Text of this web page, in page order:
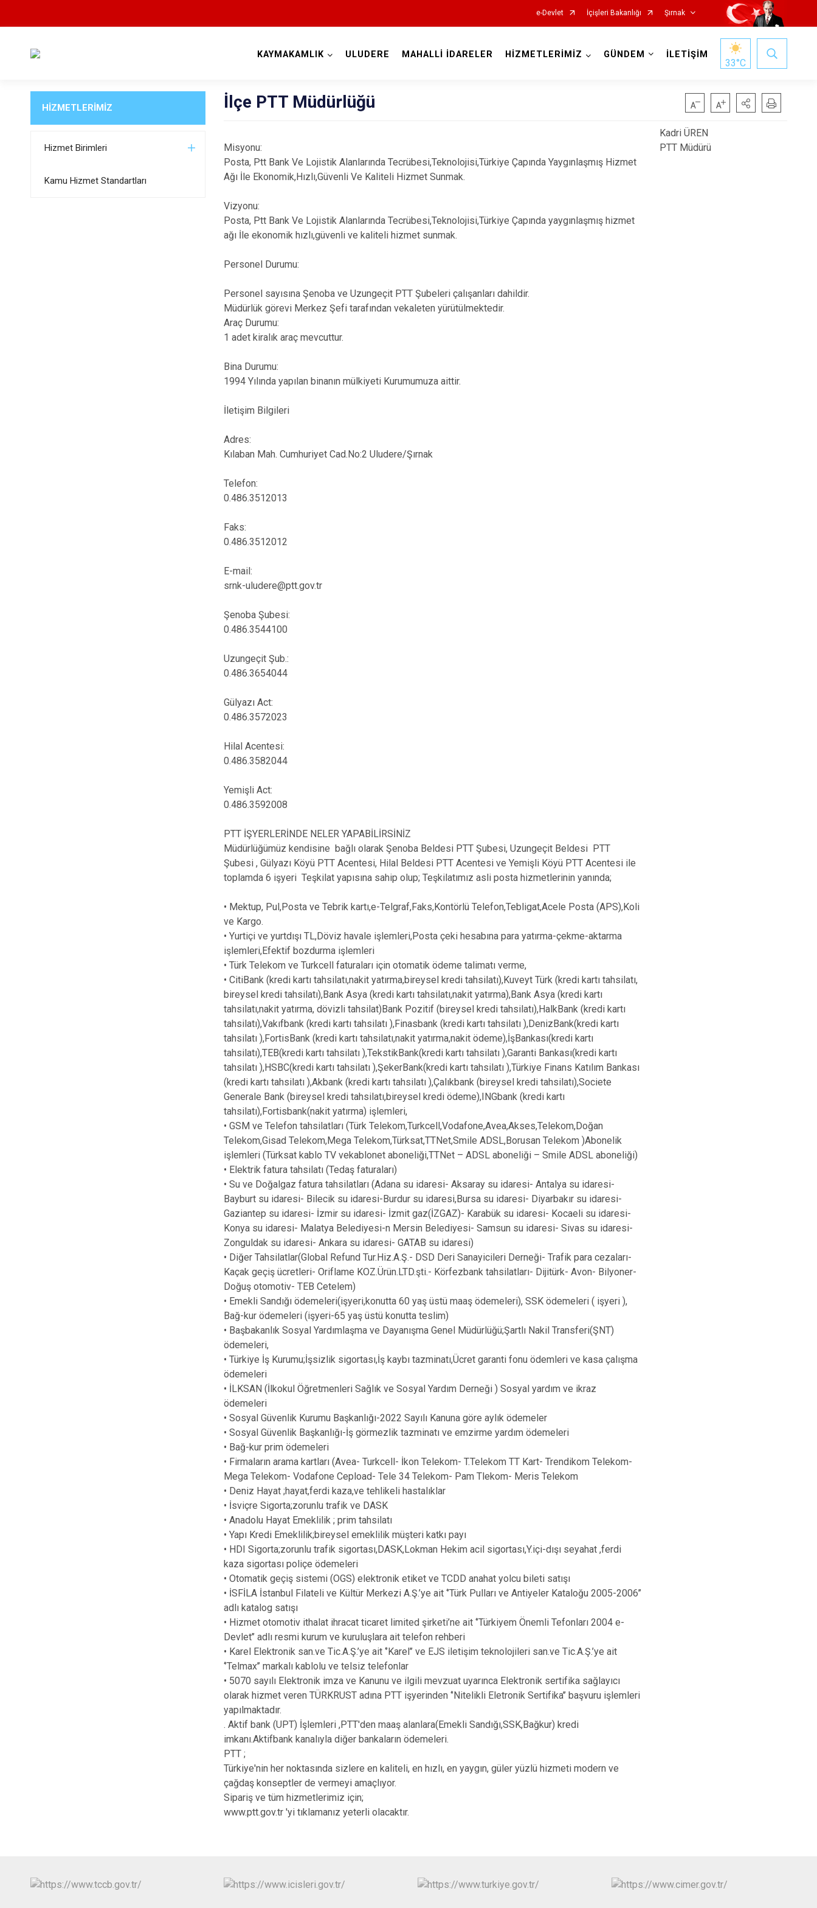
e-Devlet İçişleri Bakanlığı Şırnak
Cizre
Uludere
KAYMAKAMLIK ULUDERE MAHALLİ İDARELER HİZMETLERİMİZ GÜNDEM İLETİŞİM
33°C
HİZMETLERİMİZ
Hizmet Birimleri
Kamu Hizmet Standartları
İlçe PTT Müdürlüğü
Misyonu:
Posta, Ptt Bank Ve Lojistik Alanlarında Tecrübesi,Teknolojisi,Türkiye Çapında Yaygınlaşmış Hizmet
Ağı İle Ekonomik,Hızlı,Güvenli Ve Kaliteli Hizmet Sunmak.
Vizyonu:
Posta, Ptt Bank Ve Lojistik Alanlarında Tecrübesi,Teknolojisi,Türkiye Çapında yaygınlaşmış hizmet
ağı İle ekonomik hızlı,güvenli ve kaliteli hizmet sunmak.
Personel Durumu:
Personel sayısına Şenoba ve Uzungeçit PTT Şubeleri çalışanları dahildir.
Müdürlük görevi Merkez Şefi tarafından vekaleten yürütülmektedir.
Araç Durumu:
1 adet kiralık araç mevcuttur.
Bina Durumu:
1994 Yılında yapılan binanın mülkiyeti Kurumumuza aittir.
İletişim Bilgileri
Adres:
Kılaban Mah. Cumhuriyet Cad.No:2 Uludere/Şırnak
Telefon:
0.486.3512013
Faks:
0.486.3512012
E-mail:
srnk-uludere@ptt.gov.tr
Şenoba Şubesi:
0.486.3544100
Uzungeçit Şub.:
0.486.3654044
Gülyazı Act:
0.486.3572023
Hilal Acentesi:
0.486.3582044
Yemişli Act:
0.486.3592008
PTT İŞYERLERİNDE NELER YAPABİLİRSİNİZ
Müdürlüğümüz kendisine bağlı olarak Şenoba Beldesi PTT Şubesi, Uzungeçit Beldesi PTT
Şubesi , Gülyazı Köyü PTT Acentesi, Hilal Beldesi PTT Acentesi ve Yemişli Köyü PTT Acentesi ile
toplamda 6 işyeri Teşkilat yapısına sahip olup; Teşkilatımız asli posta hizmetlerinin yanında;
• Mektup, Pul,Posta ve Tebrik kartı,e-Telgraf,Faks,Kontörlü Telefon,Tebligat,Acele Posta (APS),Koli
ve Kargo.
• Yurtiçi ve yurtdışı TL,Döviz havale işlemleri,Posta çeki hesabına para yatırma-çekme-aktarma
işlemleri,Efektif bozdurma işlemleri
• Türk Telekom ve Turkcell faturaları için otomatik ödeme talimatı verme,
• CitiBank (kredi kartı tahsilatı,nakit yatırma,bireysel kredi tahsilatı),Kuveyt Türk (kredi kartı tahsilatı,
bireysel kredi tahsilatı),Bank Asya (kredi kartı tahsilatı,nakit yatırma),Bank Asya (kredi kartı
tahsilatı,nakit yatırma, dövizli tahsilat)Bank Pozitif (bireysel kredi tahsilatı),HalkBank (kredi kartı
tahsilatı),Vakıfbank (kredi kartı tahsilatı ),Finasbank (kredi kartı tahsilatı ),DenizBank(kredi kartı
tahsilatı ),FortisBank (kredi kartı tahsilatı,nakit yatırma,nakit ödeme),İşBankası(kredi kartı
tahsilatı),TEB(kredi kartı tahsilatı ),TekstikBank(kredi kartı tahsilatı ),Garanti Bankası(kredi kartı
tahsilatı ),HSBC(kredi kartı tahsilatı ),ŞekerBank(kredi kartı tahsilatı ),Türkiye Finans Katılım Bankası
(kredi kartı tahsilatı ),Akbank (kredi kartı tahsilatı ),Çalıkbank (bireysel kredi tahsilatı),Societe
Generale Bank (bireysel kredi tahsilatı,bireysel kredi ödeme),INGbank (kredi kartı
tahsilatı),Fortisbank(nakit yatırma) işlemleri,
• GSM ve Telefon tahsilatları (Türk Telekom,Turkcell,Vodafone,Avea,Akses,Telekom,Doğan
Telekom,Gisad Telekom,Mega Telekom,Türksat,TTNet,Smile ADSL,Borusan Telekom )Abonelik
işlemleri (Türksat kablo TV vekablonet aboneliği,TTNet – ADSL aboneliği – Smile ADSL aboneliği)
• Elektrik fatura tahsilatı (Tedaş faturaları)
• Su ve Doğalgaz fatura tahsilatları (Adana su idaresi- Aksaray su idaresi- Antalya su idaresi-
Bayburt su idaresi- Bilecik su idaresi-Burdur su idaresi,Bursa su idaresi- Diyarbakır su idaresi-
Gaziantep su idaresi- İzmir su idaresi- İzmit gaz(İZGAZ)- Karabük su idaresi- Kocaeli su idaresi-
Konya su idaresi- Malatya Belediyesi-n Mersin Belediyesi- Samsun su idaresi- Sivas su idaresi-
Zonguldak su idaresi- Ankara su idaresi- GATAB su idaresi)
• Diğer Tahsilatlar(Global Refund Tur.Hiz.A.Ş.- DSD Deri Sanayicileri Derneği- Trafik para cezaları-
Kaçak geçiş ücretleri- Oriflame KOZ.Ürün.LTD.şti.- Körfezbank tahsilatları- Dijitürk- Avon- Bilyoner-
Doğuş otomotiv- TEB Cetelem)
• Emekli Sandığı ödemeleri(işyeri,konutta 60 yaş üstü maaş ödemeleri), SSK ödemeleri ( işyeri ),
Bağ-kur ödemeleri (işyeri-65 yaş üstü konutta teslim)
• Başbakanlık Sosyal Yardımlaşma ve Dayanışma Genel Müdürlüğü;Şartlı Nakil Transferi(ŞNT)
ödemeleri,
• Türkiye İş Kurumu;İşsizlik sigortası,İş kaybı tazminatı,Ücret garanti fonu ödemleri ve kasa çalışma
ödemeleri
• İLKSAN (İlkokul Öğretmenleri Sağlık ve Sosyal Yardım Derneği ) Sosyal yardım ve ikraz
ödemeleri
• Sosyal Güvenlik Kurumu Başkanlığı-2022 Sayılı Kanuna göre aylık ödemeler
• Sosyal Güvenlik Başkanlığı-İş görmezlik tazminatı ve emzirme yardım ödemeleri
• Bağ-kur prim ödemeleri
• Firmaların arama kartları (Avea- Turkcell- İkon Telekom- T.Telekom TT Kart- Trendikom Telekom-
Mega Telekom- Vodafone Cepload- Tele 34 Telekom- Pam Tlekom- Meris Telekom
• Deniz Hayat ;hayat,ferdi kaza,ve tehlikeli hastalıklar
• İsviçre Sigorta;zorunlu trafik ve DASK
• Anadolu Hayat Emeklilik ; prim tahsilatı
• Yapı Kredi Emeklilik;bireysel emeklilik müşteri katkı payı
• HDI Sigorta;zorunlu trafik sigortası,DASK,Lokman Hekim acil sigortası,Y.içi-dışı seyahat ,ferdi
kaza sigortası poliçe ödemeleri
• Otomatik geçiş sistemi (OGS) elektronik etiket ve TCDD anahat yolcu bileti satışı
• İSFİLA İstanbul Filateli ve Kültür Merkezi A.Ş.’ye ait ‘’Türk Pulları ve Antiyeler Kataloğu 2005-2006’’
adlı katalog satışı
• Hizmet otomotiv ithalat ihracat ticaret limited şirketi’ne ait ‘’Türkiyem Önemli Tefonları 2004 e-
Devlet’’ adlı resmi kurum ve kuruluşlara ait telefon rehberi
• Karel Elektronik san.ve Tic.A.Ş.’ye ait ‘’Karel’’ ve EJS iletişim teknolojileri san.ve Tic.A.Ş.’ye ait
‘’Telmax’’ markalı kablolu ve telsiz telefonlar
• 5070 sayılı Elektronik imza ve Kanunu ve ilgili mevzuat uyarınca Elektronik sertifika sağlayıcı
olarak hizmet veren TÜRKRUST adına PTT işyerinden ‘’Nitelikli Eletronik Sertifika’’ başvuru işlemleri
yapılmaktadır.
. Aktif bank (UPT) İşlemleri ,PTT'den maaş alanlara(Emekli Sandığı,SSK,Bağkur) kredi
imkanı.Aktifbank kanalıyla diğer bankaların ödemeleri.
PTT ;
Türkiye'nin her noktasında sizlere en kaliteli, en hızlı, en yaygın, güler yüzlü hizmeti modern ve
çağdaş konseptler de vermeyi amaçlıyor.
Sipariş ve tüm hizmetlerimiz için;
www.ptt.gov.tr 'yi tıklamanız yeterli olacaktır.
Kadri ÜREN
PTT Müdürü